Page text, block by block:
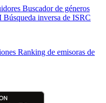
Buscador de géneros
Búsqueda inversa de ISRC
Ranking de emisoras de